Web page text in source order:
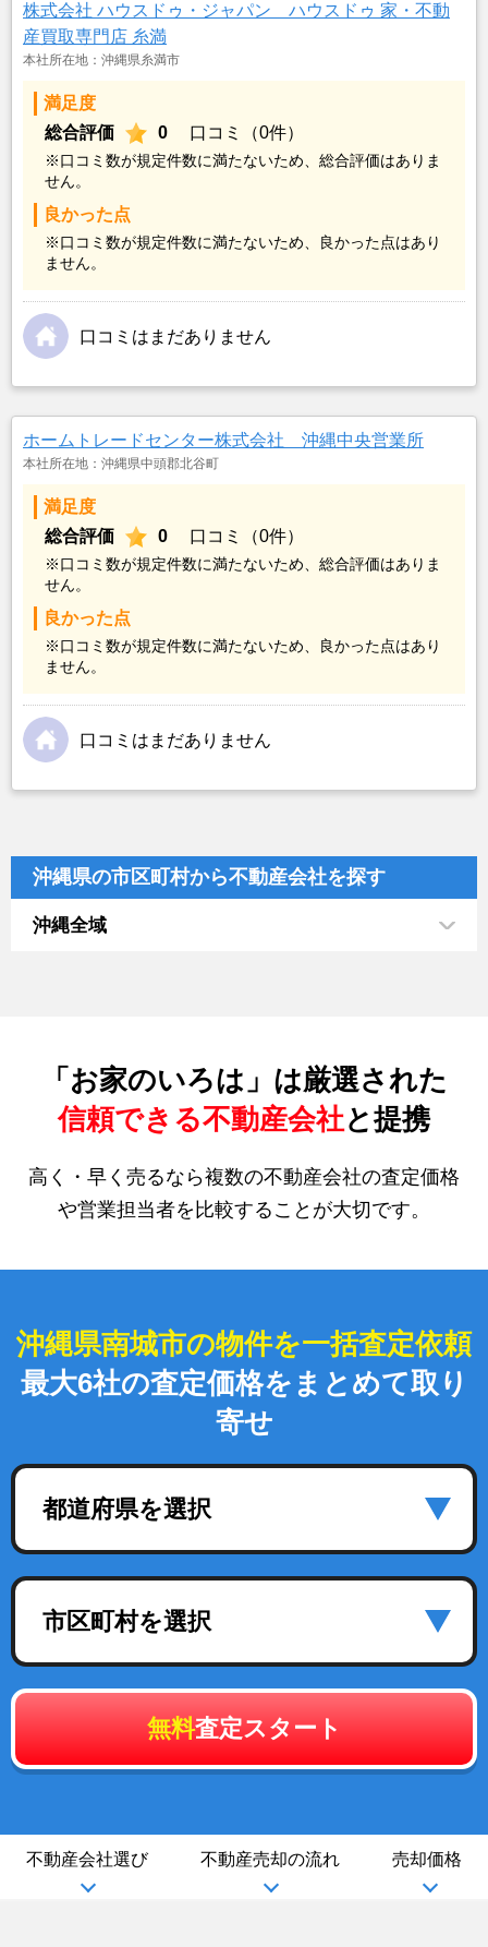
株式会社 ハウスドゥ・ジャパン ハウスドゥ 家・不動
産買取専門店 糸満
本社所在地：沖縄県糸満市
満足度
総合評価
0 口コミ（0件）
※口コミ数が規定件数に満たないため、総合評価はありま
せん。
良かった点
※口コミ数が規定件数に満たないため、良かった点はあり
ません。
口コミはまだありません
ホームトレードセンター株式会社 沖縄中央営業所
本社所在地：沖縄県中頭郡北谷町
満足度
総合評価
0 口コミ（0件）
※口コミ数が規定件数に満たないため、総合評価はありま
せん。
良かった点
※口コミ数が規定件数に満たないため、良かった点はあり
ません。
口コミはまだありません
沖縄県の市区町村から不動産会社を探す
沖縄全域
「お家のいろは」は厳選された
信頼できる不動産会社と提携
高く・早く売るなら複数の不動産会社の査定価格
や営業担当者を比較することが大切です。
沖縄県南城市の物件を一括査定依頼
最大6社の査定価格をまとめて取り
寄せ
都道府県を選択
市区町村を選択
無料査定スタート
不動産会社選び 不動産売却の流れ 売却価格